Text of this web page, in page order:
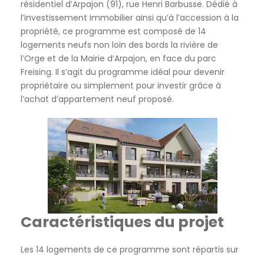
résidentiel d’Arpajon (91), rue Henri Barbusse. Dédié à
l’investissement immobilier ainsi qu’à l’accession à la
propriété, ce programme est composé de 14
logements neufs non loin des bords la rivière de
l’Orge et de la Mairie d’Arpajon, en face du parc
Freising. Il s’agit du programme idéal pour devenir
propriétaire ou simplement pour investir grâce à
l’achat d’appartement neuf proposé.
Caractéristiques du projet
Les 14 logements de ce programme sont répartis sur